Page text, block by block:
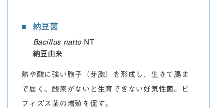
納豆菌
Bacillus nattoNT
納豆由来
熱や酸に強い胞子（芽胞）を形成し、生きて腸ま
で届く。酸素がないと生育できない好気性菌。ビ
フィズス菌の増殖を促す。